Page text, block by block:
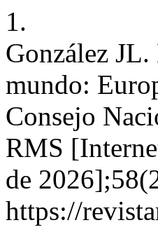
1.
González
mundo:
Consejo
RMS
de
https://